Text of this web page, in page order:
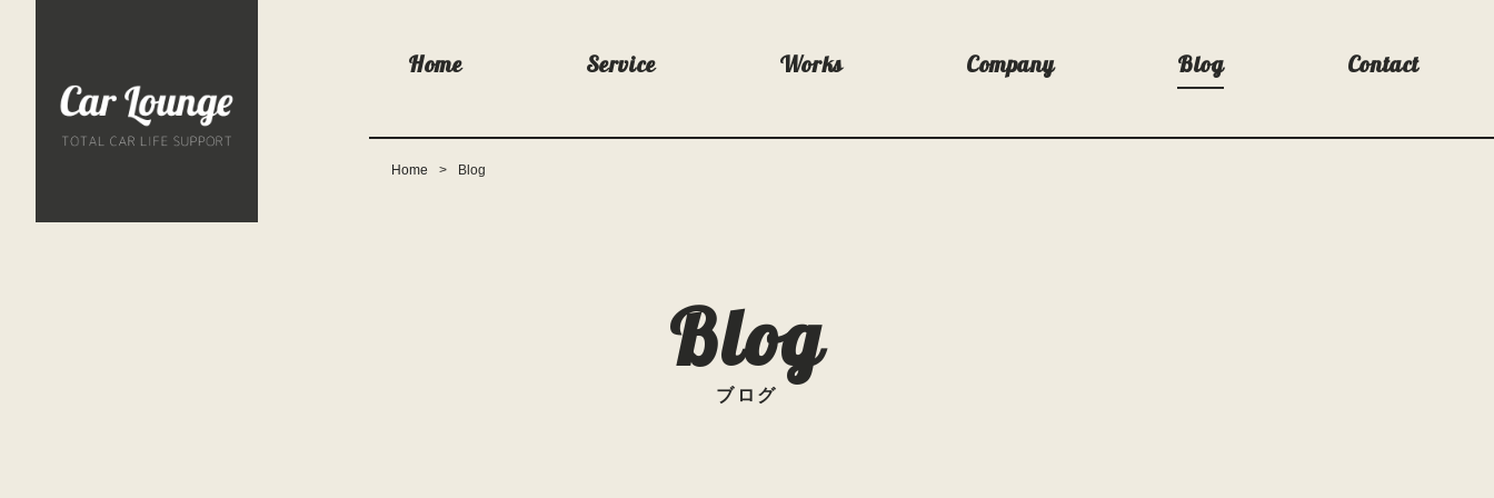
Home Service Works Company Blog Contact
Home Blog
Blog
ブログ